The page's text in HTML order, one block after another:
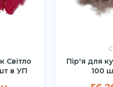
Світло
в УП
Пір'я для
100